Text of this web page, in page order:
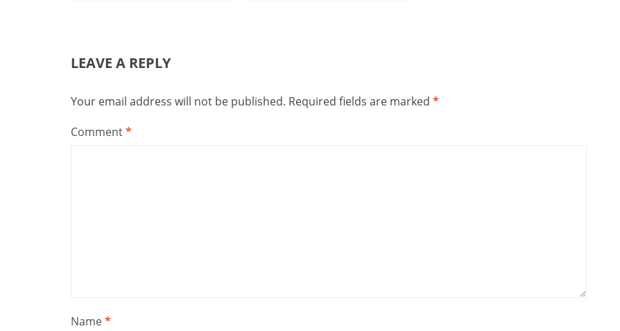
LEAVE A REPLY
Your email address will not be published. Required fields are marked *
Comment*
Name*